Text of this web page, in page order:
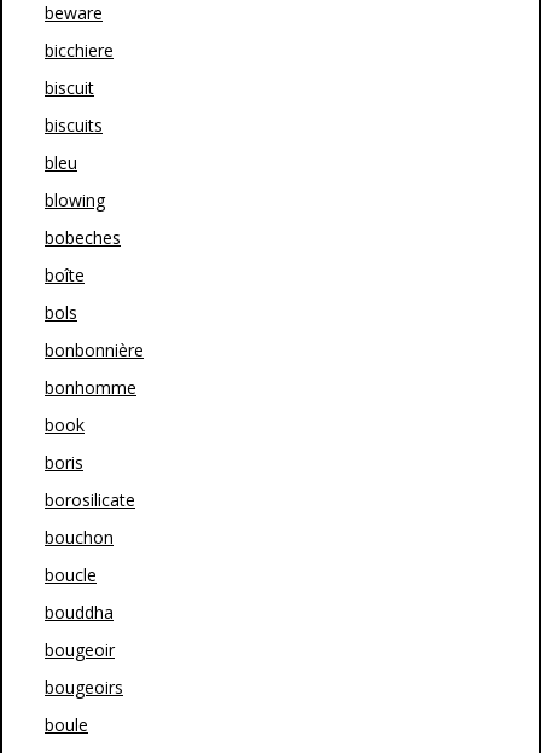
beware
bicchiere
biscuit
biscuits
bleu
blowing
bobeches
boîte
bols
bonbonnière
bonhomme
book
boris
borosilicate
bouchon
boucle
bouddha
bougeoir
bougeoirs
boule